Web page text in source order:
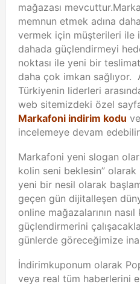
mağazası
memnun etmek adına
vermek için müşterileri ile
dahada güçlendirmeyi
noktası ile yeni bir
daha çok imkan sağlıyor.
Türkiyenin liderleri
web sitemizdeki özel
Markafoni indirim kodu
incelemeye devam
Markafoni yeni slogan
kolin seni beklesin” olarak
yeni bir nesil olarak
geçen gün dijitalleşen
online mağazalarının
güçlendirmerini
günlerde göreceğimize
İndirimkuponum olarak
veya real tüm haberlerini